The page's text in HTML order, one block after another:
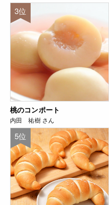
3位
桃のコンポート
内田 祐樹 さん
5位